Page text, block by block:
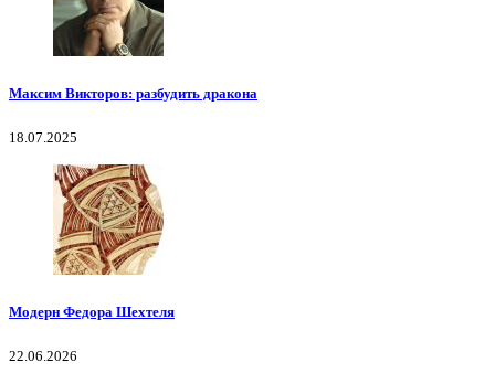
Максим Викторов: разбудить дракона
18.07.2025
Модерн Федора Шехтеля
22.06.2026